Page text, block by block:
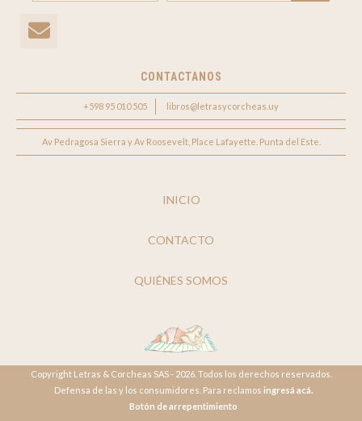
CONTACTANOS
+598 95 010 505 libros@letrasycorcheas.uy
Av Pedragosa Sierra y Av Roosevelt, Place Lafayette. Punta del Este.
INICIO
CONTACTO
QUIÉNES SOMOS
Copyright Letras & Corcheas SAS - 2026. Todos los derechos reservados.
Defensa de las y los consumidores. Para reclamos ingresá acá.
Botón de arrepentimiento